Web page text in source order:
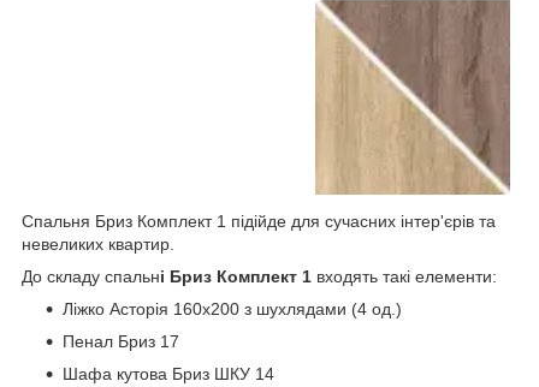
Спальня Бриз Комплект 1 підійде для сучасних інтер'єрів та
невеликих квартир.
До складу спальні Бриз Комплект 1 входять такі елементи:
Ліжко Асторія 160х200 з шухлядами (4 од.)
Пенал Бриз 17
Шафа кутова Бриз ШКУ 14